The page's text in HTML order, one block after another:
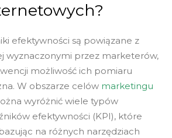
efektywności są powiązane z
wyznaczonymi przez marketerów,
możliwość ich pomiaru
W obszarze celów marketingu
wyróżnić wiele typów
efektywności (KPI), które
na różnych narzędziach